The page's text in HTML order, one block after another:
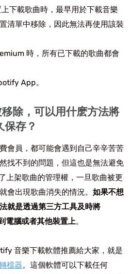
下載歌曲時，最早用於下載音樂
清單中移除，因此無法再使用該裝
時，所有已下載的歌曲都會
App。
除，可以用什麽方法將
存？
會員，都可能會遇到自己辛辛苦苦
找不到的問題，但這也是無法避免
上架歌曲的管理權，一旦歌曲被更
會出現歌曲消失的情況。 如果不想
就是透過第三方工具及時將
電腦或者其他裝置上。
音樂下載軟體推薦給大家，就是
檔器。這個軟體可以下載任何